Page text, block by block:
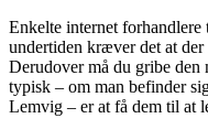
Enkelte internet
undertiden kræver det at
Derudover må du gribe den
typisk – om man befinder
Lemvig – er at få dem til at